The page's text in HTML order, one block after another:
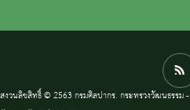
สงวนลิขสิทธิ์ © 2563 กรมศิลปากร. กระทรวงวัฒนธรรม -